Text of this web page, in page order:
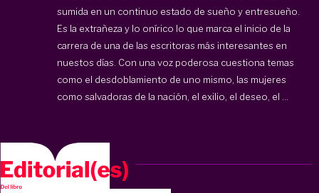
sumida en un continuo estado de sueño y entresueño.
Es la extrañeza y lo onírico lo que marca el inicio de la
carrera de una de las escritoras más interesantes en
nuestos días. Con una voz poderosa cuestiona temas
como el desdoblamiento de uno mismo, las mujeres
como salvadoras de la nación, el exilio, el deseo, el ...